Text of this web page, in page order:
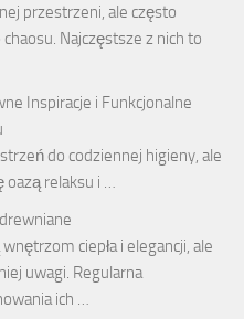
przestrzeni, ale często
Najczęstsze z nich to
Inspiracje i Funkcjonalne
do codziennej higieny, ale
oazą relaksu i …
ciepła i elegancji, ale
uwagi. Regularna
ich …